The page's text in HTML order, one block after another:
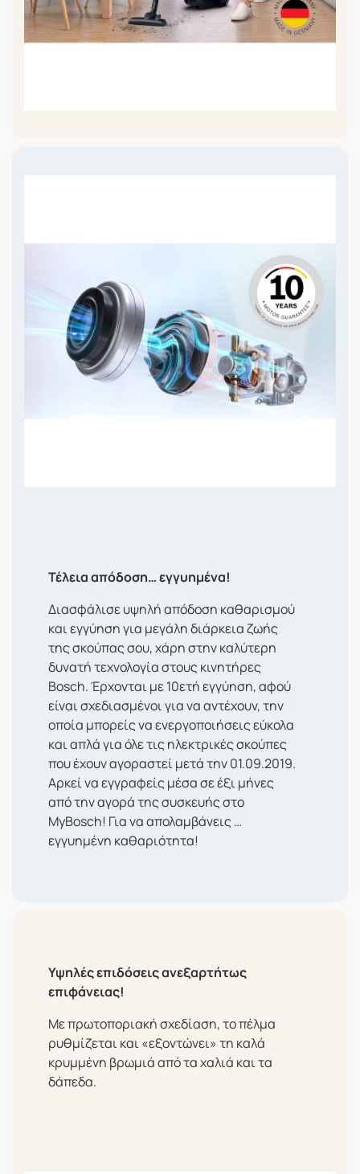
Τέλεια απόδοση… εγγυημένα!
Διασφάλισε υψηλή απόδοση καθαρισμού
και εγγύηση για μεγάλη διάρκεια ζωής
της σκούπας σου, χάρη στην καλύτερη
δυνατή τεχνολογία στους κινητήρες
Bosch. Έρχονται με 10ετή εγγύηση, αφού
είναι σχεδιασμένοι για να αντέχουν, την
οποία μπορείς να ενεργοποιήσεις εύκολα
και απλά για όλε τις ηλεκτρικές σκούπες
που έχουν αγοραστεί μετά την 01.09.2019.
Αρκεί να εγγραφείς μέσα σε έξι μήνες
από την αγορά της συσκευής στο
MyBosch! Για να απολαμβάνεις …
εγγυημένη καθαριότητα!
Υψηλές επιδόσεις ανεξαρτήτως
επιφάνειας!
Με πρωτοποριακή σχεδίαση, το πέλμα
ρυθμίζεται και «εξοντώνει» τη καλά
κρυμμένη βρωμιά από τα χαλιά και τα
δάπεδα.